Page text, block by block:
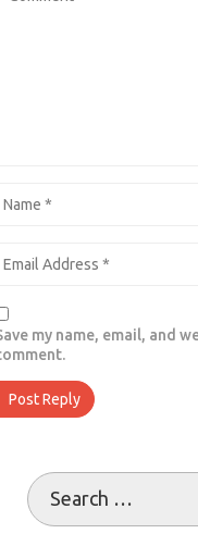
my name, email, and